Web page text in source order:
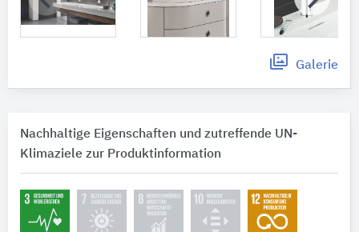
Galerie
Nachhaltige Eigenschaften und zutreffende UN-
Klimaziele zur Produktinformation